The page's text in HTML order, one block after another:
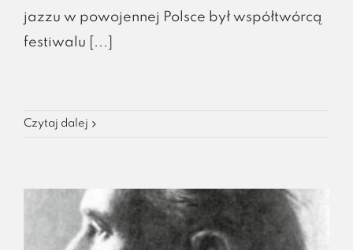
jazzu w powojennej Polsce był współtwórcą
festiwalu [...]
Czytaj dalej